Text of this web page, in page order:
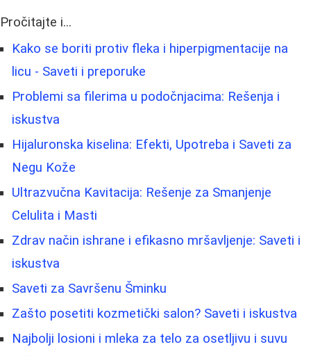
Pročitajte i...
Kako se boriti protiv fleka i hiperpigmentacije na
licu - Saveti i preporuke
Problemi sa filerima u podočnjacima: Rešenja i
iskustva
Hijaluronska kiselina: Efekti, Upotreba i Saveti za
Negu Kože
Ultrazvučna Kavitacija: Rešenje za Smanjenje
Celulita i Masti
Zdrav način ishrane i efikasno mršavljenje: Saveti i
iskustva
Saveti za Savršenu Šminku
Zašto posetiti kozmetički salon? Saveti i iskustva
Najbolji losioni i mleka za telo za osetljivu i suvu